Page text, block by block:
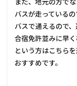
バスが走っている
バスで通えるので
合宿免許並みに早
という方はこちら
おすすめです。